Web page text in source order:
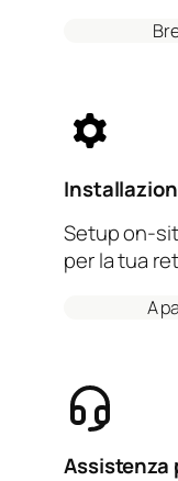
Setup on-
per la tua
A